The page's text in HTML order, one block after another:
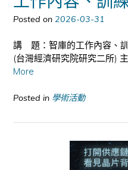
Posted on 2026-03-31
講 題：智庫的工作內容、
(台灣經濟研究院研究二所)
More
Posted in 學術活動